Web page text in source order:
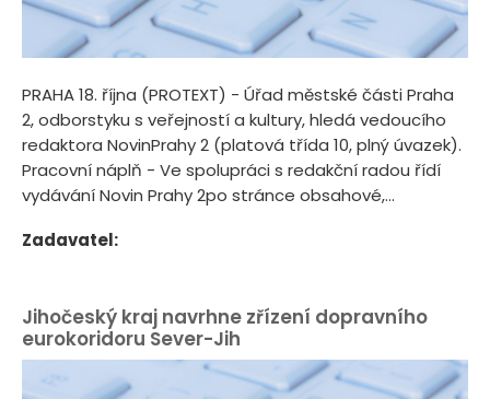
PRAHA 18. října (PROTEXT) - Úřad městské části Praha
2, odborstyku s veřejností a kultury, hledá vedoucího
redaktora NovinPrahy 2 (platová třída 10, plný úvazek).
Pracovní náplň - Ve spolupráci s redakční radou řídí
vydávání Novin Prahy 2po stránce obsahové,...
Zadavatel:
Jihočeský kraj navrhne zřízení dopravního
eurokoridoru Sever-Jih